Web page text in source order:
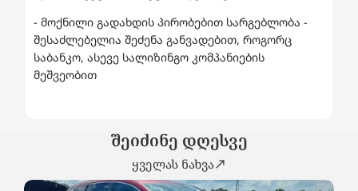
- მოქნილი გადახდის პირობებით სარგებლობა -
შესაძლებელია შეძენა განვადებით, როგორც
საბანკო, ასევე სალიზინგო კომპანიების
მეშვეობით
შეიძინე დღესვე
ყველას ნახვა